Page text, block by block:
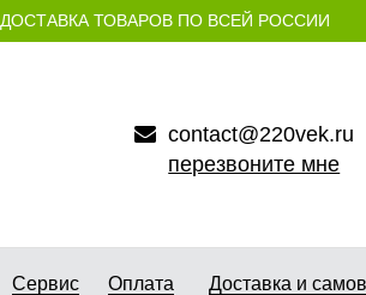
ДОСТАВКА ТОВАРОВ ПО ВСЕЙ РОССИИ
contact@220vek.ru
перезвоните мне
Сервис Оплата Доставка и